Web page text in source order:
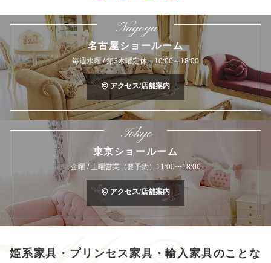
Nagoya
名古屋ショールーム
毎週水曜 / 第3木曜定休 10:00～18:00
アクセス/店舗案内
Tokyo
東京ショールーム
金曜 / 土曜営業（要予約）11:00〜18:00
アクセス/店舗案内
姫系家具・プリンセス家具・輸入家具のことな